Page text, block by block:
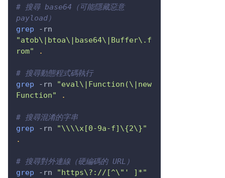
# 搜尋 base64（可能隱藏惡意
payload）
grep
-rn
"atob\|btoa\|base64\|Buffer\.f
rom"
.
# 搜尋動態程式碼執行
grep
-rn
"eval\|Function(\|new
Function"
.
# 搜尋混淆的字串
grep
-rn "\\\\x[0-9a-f]\{2\}"
.
# 搜尋對外連線（硬編碼的 URL）
grep
-rn "https\?://[^\" ' ]*"